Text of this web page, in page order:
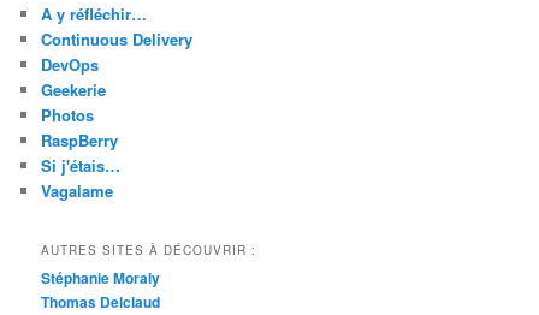
A y réfléchir…
Continuous Delivery
DevOps
Geekerie
Photos
RaspBerry
Si j'étais…
Vagalame
AUTRES SITES À DÉCOUVRIR :
Stéphanie Moraly
Thomas Delclaud